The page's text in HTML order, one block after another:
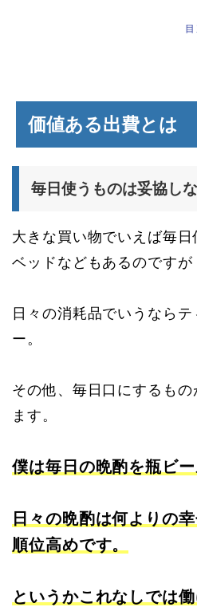
価値ある出費とは
毎日使うものは妥協し
大きな買い物でいえば毎
ベッドなどもあるのですが
日々の消耗品でいうなら
ー。
その他、毎日口にするも
ます。
僕は毎日の晩酌を瓶ビー
日々の晩酌は何よりの
順位高めです。
というかこれなしでは働